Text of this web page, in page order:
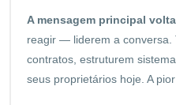
A mensagem principal
reagir — liderem a conversa.
contratos, estruturem
seus proprietários hoje. A